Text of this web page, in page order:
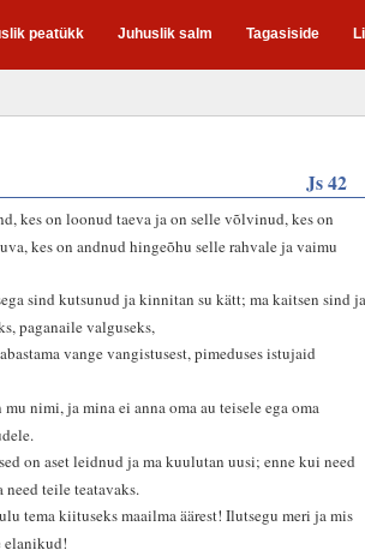
peatükk Juhuslik salm Tagasiside
Js 42
kes on loonud taeva ja on selle võlvinud, kes on
kes on andnud hingeõhu selle rahvale ja vaimu
sind kutsunud ja kinnitan su kätt; ma kaitsen sind ja
paganaile valguseks,
vange vangistusest, pimeduses istujaid
nimi, ja mina ei anna oma au teisele ega oma
on aset leidnud ja ma kuulutan uusi; enne kui need
teile teatavaks.
tema kiituseks maailma äärest! Ilutsegu meri ja mis
elanikud!